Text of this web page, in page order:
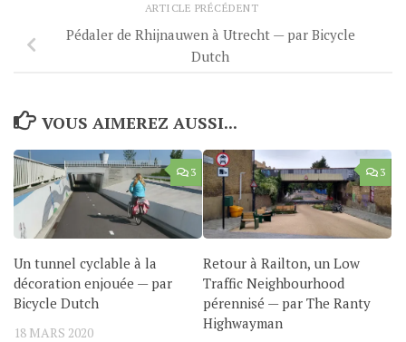
ARTICLE PRÉCÉDENT
Pédaler de Rhijnauwen à Utrecht — par Bicycle
Dutch
VOUS AIMEREZ AUSSI...
3
Un tunnel cyclable à la
décoration enjouée — par
Bicycle Dutch
18 MARS 2020
3
Retour à Railton, un Low
Traffic Neighbourhood
pérennisé — par The Ranty
Highwayman